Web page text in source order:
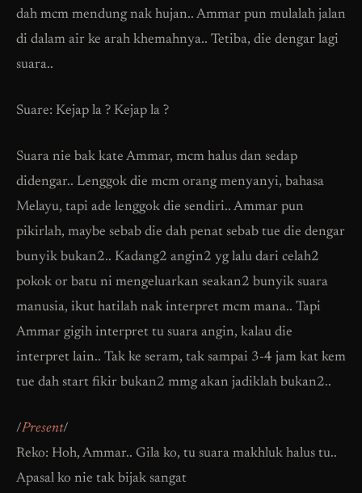
dah mcm mendung nak hujan.. Ammar pun mulalah jalan
di dalam air ke arah khemahnya.. Tetiba, die dengar lagi
suara..
Suare: Kejap la ? Kejap la ?
Suara nie bak kate Ammar, mcm halus dan sedap
didengar.. Lenggok die mcm orang menyanyi, bahasa
Melayu, tapi ade lenggok die sendiri.. Ammar pun
pikirlah, maybe sebab die dah penat sebab tue die dengar
bunyik bukan2.. Kadang2 angin2 yg lalu dari celah2
pokok or batu ni mengeluarkan seakan2 bunyik suara
manusia, ikut hatilah nak interpret mcm mana.. Tapi
Ammar gigih interpret tu suara angin, kalau die
interpret lain.. Tak ke seram, tak sampai 3-4 jam kat kem
tue dah start fikir bukan2 mmg akan jadiklah bukan2..
/Present/
Reko: Hoh, Ammar.. Gila ko, tu suara makhluk halus tu..
Apasal ko nie tak bijak sangat